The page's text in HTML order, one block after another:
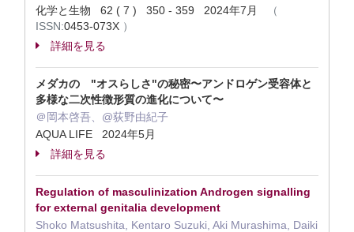
化学と生物 62 ( 7 ) 350 - 359 2024年7月
（
ISSN:0453-073X ）
詳細を見る
メダカの "オスらしさ"の秘密〜アンドロゲン受容体と
多様な二次性徴形質の進化について〜
＠岡本啓吾、@荻野由紀子
AQUA LIFE 2024年5月
詳細を見る
Regulation of masculinization Androgen signalling
for external genitalia development
Shoko Matsushita, Kentaro Suzuki, Aki Murashima, Daiki